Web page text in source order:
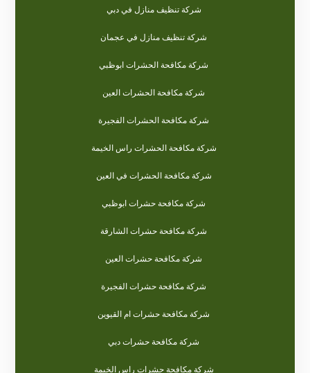
شركة تنظيف منازل في دبي
شركة تنظيف منازل في عجمان
شركة مكافحة الحشرات ابوظبي
شركة مكافحة الحشرات العين
شركة مكافحة الحشرات الفجيرة
شركة مكافحة الحشرات راس الخيمة
شركة مكافحة الحشرات في العين
شركة مكافحة حشرات ابوظبي
شركة مكافحة حشرات الشارقة
شركة مكافحة حشرات العين
شركة مكافحة حشرات الفجيرة
شركة مكافحة حشرات ام القيوين
شركة مكافحة حشرات دبي
شركة مكافحة حشرات راس الخيمة